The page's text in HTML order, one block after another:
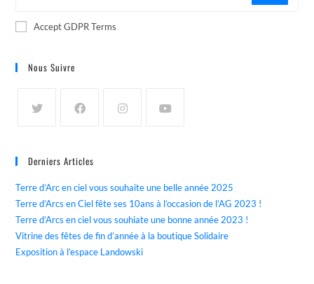
Accept GDPR Terms
Nous Suivre
Derniers Articles
Terre d’Arc en ciel vous souhaite une belle année 2025
Terre d’Arcs en Ciel fête ses 10ans à l’occasion de l’AG 2023 !
Terre d’Arcs en ciel vous souhiate une bonne année 2023 !
Vitrine des fêtes de fin d’année à la boutique Solidaire
Exposition à l’espace Landowski